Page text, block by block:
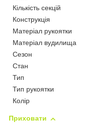
Кількість секцій
Конструкція
Матеріал рукоятки
Матеріал вудилища
Сезон
Стан
Тип
Тип рукоятки
Колір
Приховати